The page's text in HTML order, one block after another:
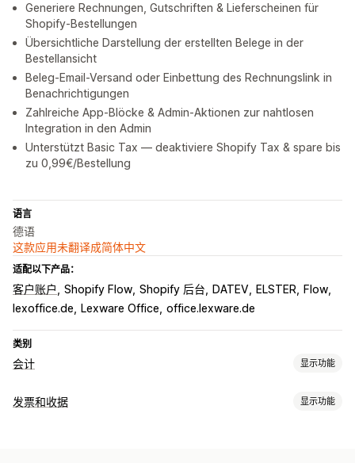
Generiere Rechnungen, Gutschriften & Lieferscheinen für
Shopify-Bestellungen
Übersichtliche Darstellung der erstellten Belege in der
Bestellansicht
Beleg-Email-Versand oder Einbettung des Rechnungslink in
Benachrichtigungen
Zahlreiche App-Blöcke & Admin-Aktionen zur nahtlosen
Integration in den Admin
Unterstützt Basic Tax — deaktiviere Shopify Tax & spare bis
zu 0,99€/Bestellung
语言
德语
这款应用未翻译成简体中文
适配以下产品：
客户账户 Shopify Flow Shopify 后台 DATEV ELSTER
Flow
lexoffice.de
Lexware Office office.lexware.de
类别
会计 显示功能
财务报告
发票和收据 显示功能